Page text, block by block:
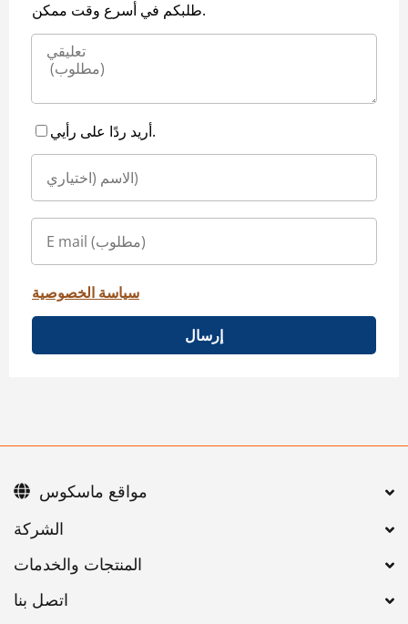
طلبكم في أسرع وقت ممكن.
أريد ردًا على رأيي.
سياسة الخصوصية
إرسال
اتصل بنا
مواقع ماسكوس